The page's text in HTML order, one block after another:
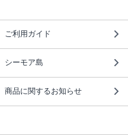
ご利用ガイド
シーモア島
商品に関するお知らせ